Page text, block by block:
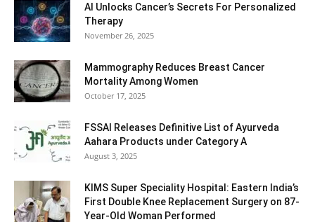
AI Unlocks Cancer’s Secrets For Personalized
Therapy
November 26, 2025
Mammography Reduces Breast Cancer
Mortality Among Women
October 17, 2025
FSSAI Releases Definitive List of Ayurveda
Aahara Products under Category A
August 3, 2025
KIMS Super Speciality Hospital: Eastern India’s
First Double Knee Replacement Surgery on 87-
Year-Old Woman Performed